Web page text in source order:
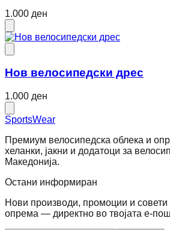
1.000 ден
Нов велосипедски дрес
1.000 ден
SportsWear
Премиум велосипедска облека и
хеланки, јакни и додатоци за
Македонија.
Остани информиран
Нови производи, промоции и совети
опрема — директно во твојата е-